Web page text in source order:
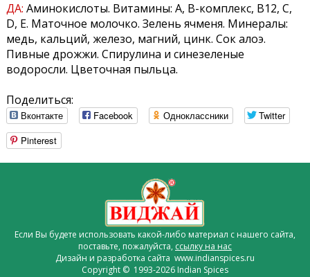
ДА: Аминокислоты. Витамины: А, В-комплекс, В12, C,
D, E. Маточное молочко. Зелень ячменя. Минералы:
медь, кальций, железо, магний, цинк. Сок алоэ.
Пивные дрожжи. Спирулина и синезеленые
водоросли. Цветочная пыльца.
Поделиться:
Вконтакте Facebook Одноклассники
Twitter
Pinterest
Если Вы будете использовать какой-либо материал с нашего сайта,
поставьте, пожалуйста, ссылку на нас
Дизайн и разработка сайта www.indianspices.ru
Copyright © 1993-2026 Indian Spices